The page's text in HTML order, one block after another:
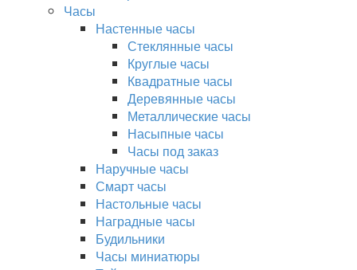
Часы
Настенные часы
Стеклянные часы
Круглые часы
Квадратные часы
Деревянные часы
Металлические часы
Насыпные часы
Часы под заказ
Наручные часы
Смарт часы
Настольные часы
Наградные часы
Будильники
Часы миниатюры